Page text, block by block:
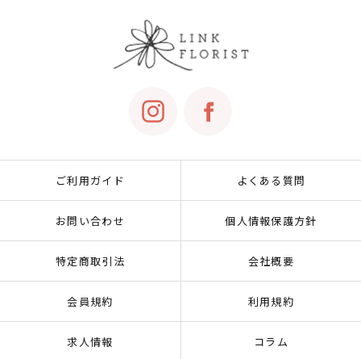
ご利用ガイド よくある質問
お問い合わせ 個人情報保護方針
特定商取引法 会社概要
会員規約 利用規約
求人情報 コラム